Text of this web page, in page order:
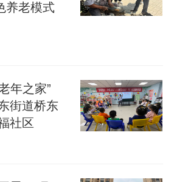
表示，本次文艺汇演内容
，不仅丰富了社区老年居
活，传承弘扬了尊老敬老
日氛围中真切感受到社区
切实提升了群众的获得感
养老模式
年之家”
街道桥东
社区